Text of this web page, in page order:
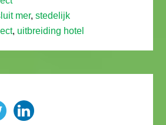
mer,stedelijk
, uitbreiding hotel